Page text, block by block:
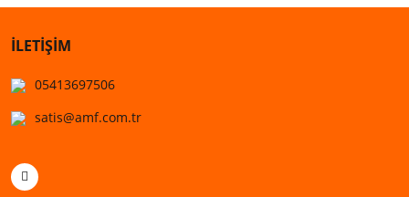
İLETİŞİM
05413697506
satis@amf.com.tr